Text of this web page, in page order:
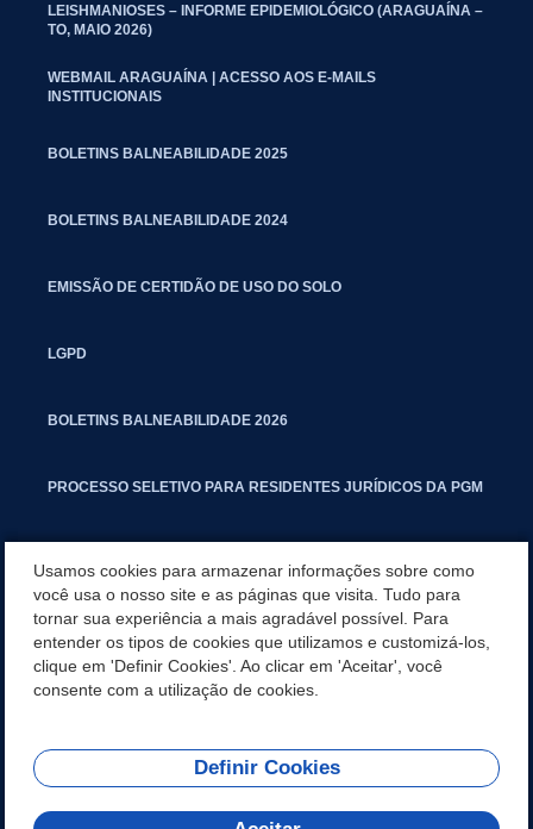
LEISHMANIOSES – INFORME EPIDEMIOLÓGICO (ARAGUAÍNA –
TO, MAIO 2026)
WEBMAIL ARAGUAÍNA | ACESSO AOS E-MAILS
INSTITUCIONAIS
BOLETINS BALNEABILIDADE 2025
BOLETINS BALNEABILIDADE 2024
EMISSÃO DE CERTIDÃO DE USO DO SOLO
LGPD
BOLETINS BALNEABILIDADE 2026
PROCESSO SELETIVO PARA RESIDENTES JURÍDICOS DA PGM
MANUAL DE PROCEDIMENTOS IMOBILIÁRIOS SEINFRA
TURMINHA DO LAGO
REDES SOCIAIS
Usamos cookies para armazenar informações sobre como
você usa o nosso site e as páginas que visita. Tudo para
tornar sua experiência a mais agradável possível. Para
entender os tipos de cookies que utilizamos e customizá-los,
clique em 'Definir Cookies'. Ao clicar em 'Aceitar', você
consente com a utilização de cookies.
Definir Cookies